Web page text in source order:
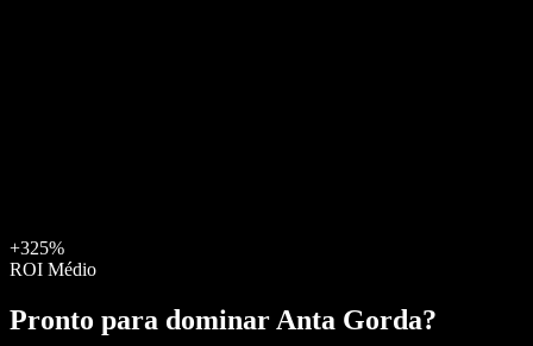
+325%
ROI Médio
Pronto para dominar Anta Gorda?